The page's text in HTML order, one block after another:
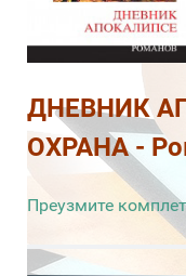
ДНЕВНИК
ОХРАНА -
Преузмите